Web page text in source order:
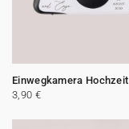
Einwegkamera Hochzeit
3,90 €